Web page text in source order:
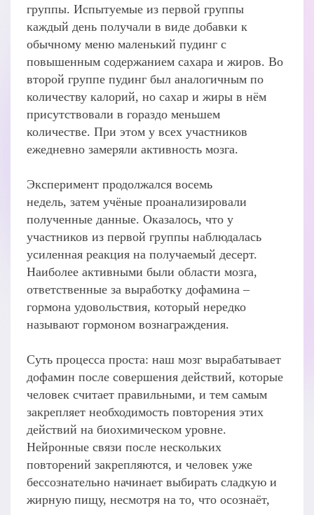
группы. Испытуемые из первой группы
каждый день получали в виде добавки к
обычному меню маленький пудинг с
повышенным содержанием сахара и жиров. Во
второй группе пудинг был аналогичным по
количеству калорий, но сахар и жиры в нём
присутствовали в гораздо меньшем
количестве. При этом у всех участников
ежедневно замеряли активность мозга.
Эксперимент продолжался восемь
недель, затем учёные проанализировали
полученные данные. Оказалось, что у
участников из первой группы наблюдалась
усиленная реакция на получаемый десерт.
Наиболее активными были области мозга,
ответственные за выработку дофамина –
гормона удовольствия, который нередко
называют гормоном вознаграждения.
Суть процесса проста: наш мозг вырабатывает
дофамин после совершения действий, которые
человек считает правильными, и тем самым
закрепляет необходимость повторения этих
действий на биохимическом уровне.
Нейронные связи после нескольких
повторений закрепляются, и человек уже
бессознательно начинает выбирать сладкую и
жирную пищу, несмотря на то, что осознаёт,